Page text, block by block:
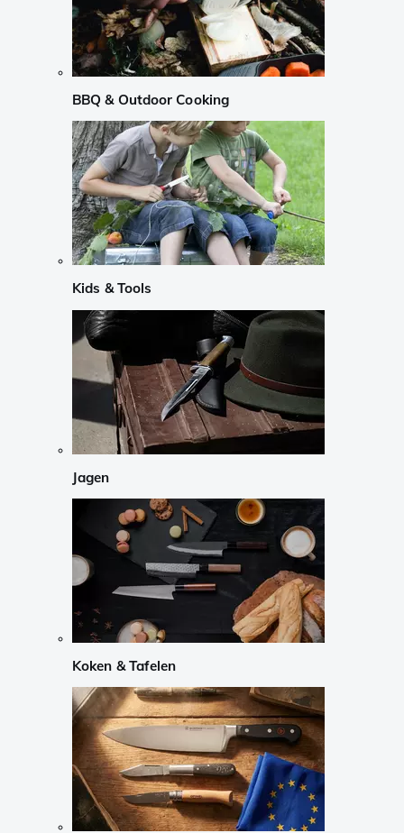
BBQ & Outdoor Cooking
Kids & Tools
Jagen
Koken & Tafelen